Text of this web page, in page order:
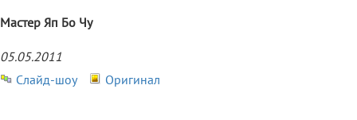
Мастер Яп Бо Чу
05.05.2011
Слайд-шоу
Оригинал